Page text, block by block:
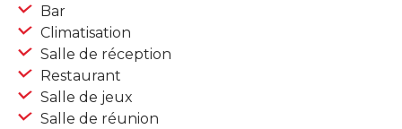
Bar
Climatisation
Salle de réception
Restaurant
Salle de jeux
Salle de réunion